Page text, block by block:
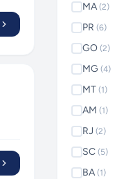
MA (2)
PR (6)
GO (2)
MG (4)
MT (1)
AM (1)
RJ (2)
SC (5)
BA (1)